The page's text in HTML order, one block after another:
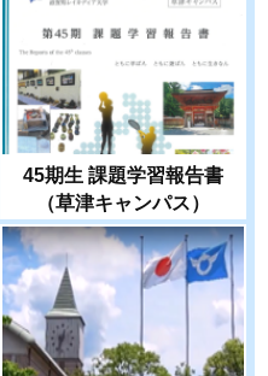
45期生 課題学習報告書
（草津キャンパス）